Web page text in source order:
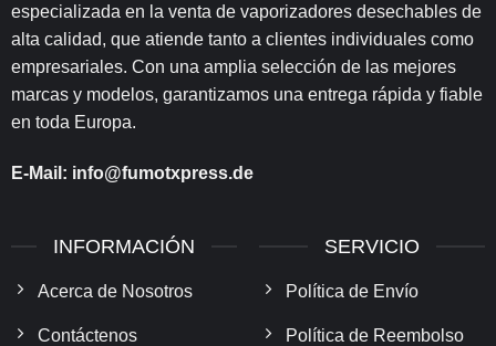
especializada en la venta de vaporizadores desechables de
alta calidad, que atiende tanto a clientes individuales como
empresariales. Con una amplia selección de las mejores
marcas y modelos, garantizamos una entrega rápida y fiable
en toda Europa.
E-Mail: info@fumotxpress.de
INFORMACIÓN
Acerca de Nosotros
Contáctenos
SERVICIO
Política de Envío
Política de Reembolso